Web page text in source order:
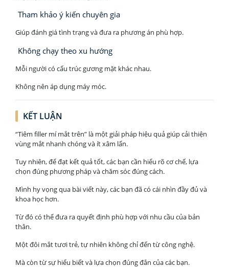
Tham khảo ý kiến chuyên gia
Giúp đánh giá tình trạng và đưa ra phương án phù hợp.
Không chạy theo xu hướng
Mỗi người có cấu trúc gương mặt khác nhau.
Không nên áp dụng máy móc.
KẾT LUẬN
“Tiêm filler mí mắt trên” là một giải pháp hiệu quả giúp cải thiện
vùng mắt nhanh chóng và ít xâm lấn.
Tuy nhiên, để đạt kết quả tốt, các bạn cần hiểu rõ cơ chế, lựa
chọn đúng phương pháp và chăm sóc đúng cách.
Mình hy vọng qua bài viết này, các bạn đã có cái nhìn đầy đủ và
khoa học hơn.
Từ đó có thể đưa ra quyết định phù hợp với nhu cầu của bản
thân.
Một đôi mắt tươi trẻ, tự nhiên không chỉ đến từ công nghệ.
Mà còn từ sự hiểu biết và lựa chọn đúng đắn của các bạn.